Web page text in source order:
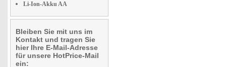
Li-Ion-Akku AA
Bleiben Sie mit uns im
Kontakt und tragen Sie
hier Ihre E-Mail-Adresse
für unsere HotPrice-Mail
ein: